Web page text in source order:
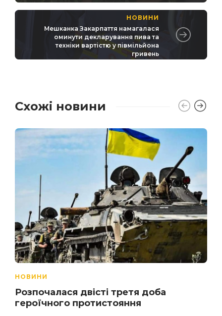
НОВИНИ
Мешканка Закарпаття намагалася
оминути декларування пива та
техніки вартістю у півмільйона
гривень
Схожі новини
НОВИНИ
Розпочалася двісті третя доба
героїчного протистояння